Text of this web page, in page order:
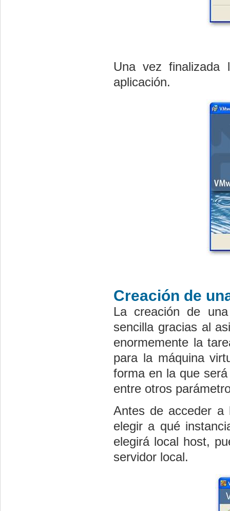
Una vez finalizada
aplicación.
Creación de
La creación de
sencilla gracias al
enormemente la
para la máquina
forma en la que
entre otros
Antes de acceder a
elegir a qué
elegirá local host,
servidor local.